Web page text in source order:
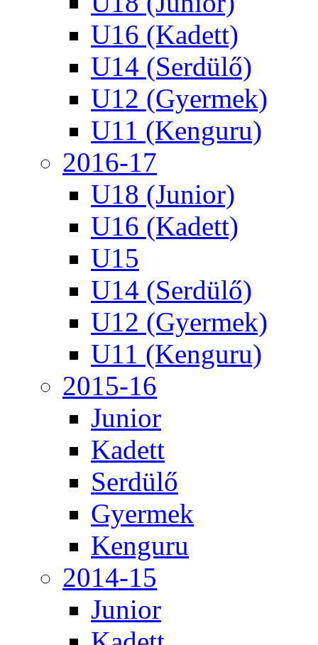
U16 (Kadett)
U14 (Serdülő)
U12 (Gyermek)
U11 (Kenguru)
2016-17
U18 (Junior)
U16 (Kadett)
U15
U14 (Serdülő)
U12 (Gyermek)
U11 (Kenguru)
2015-16
Junior
Kadett
Serdülő
Gyermek
Kenguru
2014-15
Junior